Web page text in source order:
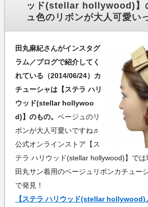
ッド(stellar hollywood)】
ュ色のリボンが大人可愛い
田丸麻紀さんがインスタグ
ラム／ブログで紹介してく
れている（2014/06/24）カ
チューシャは【ステラ ハリ
ウッド(stellar hollywoo
d)】のもの。 ベージュのリ
ボンが大人可愛いですね♬
公式オンラインストア【ス
テラ ハリウッド(stellar hollywood)】で
田丸サン着用のベージュリボンカチュー
で発見！
【ステラ ハリウッド(stellar hollywood)